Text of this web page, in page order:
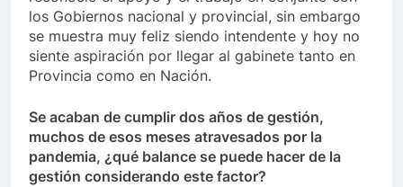
los Gobiernos nacional y provincial, sin embargo
se muestra muy feliz siendo intendente y hoy no
siente aspiración por llegar al gabinete tanto en
Provincia como en Nación.
Se acaban de cumplir dos años de gestión,
muchos de esos meses atravesados por la
pandemia, ¿qué balance se puede hacer de la
gestión considerando este factor?